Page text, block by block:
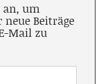
an, um
Beiträge
Mail zu